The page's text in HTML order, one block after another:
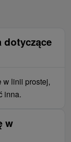
dotyczące
w linii prostej,
inna.
w